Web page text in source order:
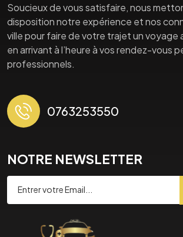
Soucieux de vous satisfaire, nous
disposition notre expérience et nos
ville pour faire de votre trajet un voyage
en arrivant à l’heure à vos rendez-vous
professionnels.
0763253550
NOTRE NEWSLETTER